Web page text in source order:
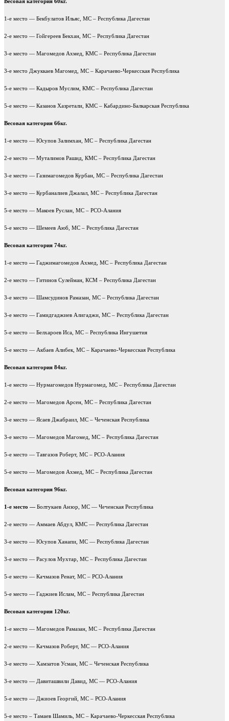
Весовая категория 60кг.
1-е место — Бекбулатов Ильяс, МС – Республика Дагестан
2-е место — Гойгереев Бекхан, МС – Республика Дагестан
3-е место — Магомедов Ахмед, КМС – Республика Дагестан
3-е место Джуккаев Магомед, МС – Карачаево-Черкесская Республика
5-е место — Кадыров Муслим, КМС – Республика Дагестан
5-е место — Казанов Хазретали, КМС – Кабардино-Балкарская Республика
Весовая категория 66кг.
1-е место — Юсупов Залимхан, МС – Республика Дагестан
2-е место — Муталимов Рашид, КМС – Республика Дагестан
3-е место — Газимагомедов Курбан, МС – Республика Дагестан
3-е место — Курбаналиев Джалал, МС – Республика Дагестан
5-е место — Макоев Руслан, МС – РСО-Алания
5-е место — Шемеев Аюб, МС – Республика Дагестан
Весовая категория 74кг.
1-е место — Гаджимагомедов Ахмед, МС – Республика Дагестан
2-е место — Гитинов Сулейман, КСМ – Республика Дагестан
3-е место — Шамсудинов Рамазан, МС – Республика Дагестан
3-е место — Гамидгаджиев Алигаджи, МС – Республика Дагестан
5-е место — Белхароев Иса, МС – Республика Ингушетия
5-е место — Акбаев Алибек, МС – Карачаево-Черкесская Республика
Весовая категория 84кг.
1-е место — Нурмагомедов Нурмагомед, МС – Республика Дагестан
2-е место — Магомедов Арсен, МС – Республика Дагестан
3-е место — Ясаев Джабраил, МС – Чеченская Республика
3-е место — Магомедов Магомед, МС – Республика Дагестан
5-е место — Тавгазов Роберт, МС – РСО-Алания
5-е место — Магомедов Ахмед, МС – Республика Дагестан
Весовая категория 96кг.
1-е место — Болтукаев Анзор, МС — Чеченская Республика
2-е место — Аммаев Абдул, КМС — Республика Дагестан
3-е место — Юсупов Ханапи, МС — Республика Дагестан
3-е место — Расулов Мухтар, МС – Республика Дагестан
5-е место — Качмазов Ренат, МС – РСО-Алания
5-е место — Гаджиев Ислам, МС – Республика Дагестан
Весовая категория 120кг.
1-е место — Магомедов Рамазан, МС – Республика Дагестан
2-е место — Качмазов Роберт, МС — РСО-Алания
3-е место — Хамзатов Усман, МС – Чеченская Республика
3-е место — Давиташвили Давид, МС — РСО-Алания
5-е место — Джиоев Георгий, МС – РСО-Алания
5-е место – Тамаев Шамиль, МС – Карачаево-Черкесская Республика